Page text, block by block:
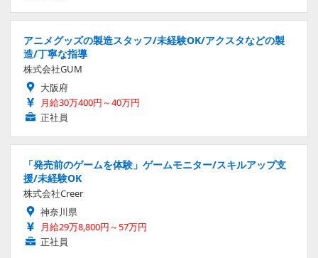
アニメグッズの製造スタッフ/未経験OK/アクスタなどの製
造/丁寧な指導
株式会社GUM
大阪府
月給30万400円～40万円
正社員
「発売前のゲームを体験」ゲームモニター/スキルアップ支
援/未経験OK
株式会社Creer
神奈川県
月給29万8,800円～57万円
正社員